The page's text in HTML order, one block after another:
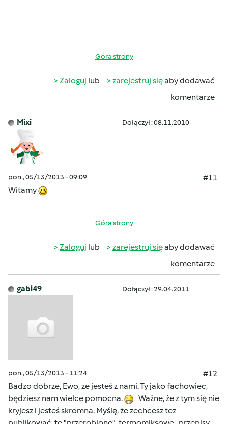
Góra strony
Zaloguj lub zarejestruj sięaby dodawać
komentarze
Mixi Dołączył : 08.11.2010
pon., 05/13/2013 - 09:09
#11
Witamy
Góra strony
Zaloguj lub zarejestruj sięaby dodawać
komentarze
gabi49 Dołączył : 29.04.2011
pon., 05/13/2013 - 11:24
#12
Badzo dobrze, Ewo, ze jesteś z nami. Ty jako fachowiec,
będziesz nam wielce pomocna.
Ważne, że z tym się nie
kryjesz i jesteś skromna. Myślę, że zechcesz tez